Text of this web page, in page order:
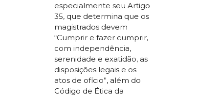
especialmente seu Artigo
35, que determina que os
magistrados devem
“Cumprir e fazer cumprir,
com independência,
serenidade e exatidão, as
disposições legais e os
atos de ofício”, além do
Código de Ética da